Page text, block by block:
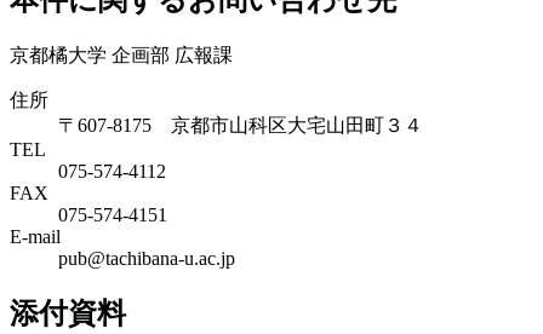
京都橘大学 企画部 広報課
住所
〒607-8175 京都市山科区大宅山田町３４
TEL
075-574-4112
FAX
075-574-4151
E-mail
pub@tachibana-u.ac.jp
添付資料